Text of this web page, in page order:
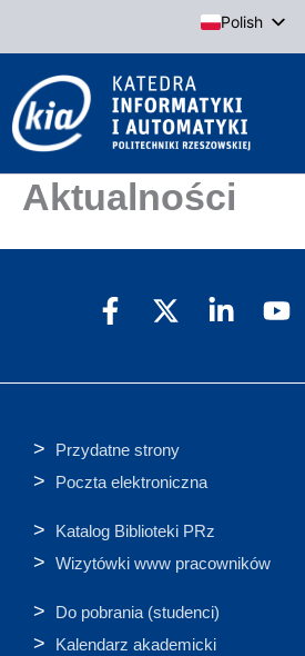
treści
Polish
English
Aktualności
Przydatne strony
Poczta elektroniczna
Katalog Biblioteki PRz
Wizytówki www pracowników
Do pobrania (studenci)
Kalendarz akademicki